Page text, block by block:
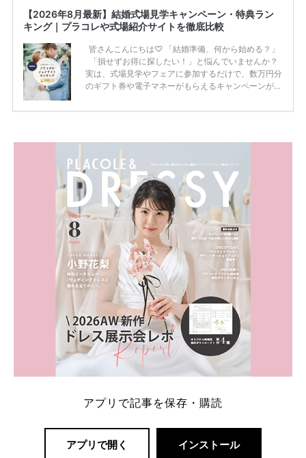
【2026年8月最新】結婚式場見学キャンペーン・特典ラン
キング｜プラコレや式場紹介サイトを徹底比較
皆さんこんにちは♡ 「結婚準備、何から始める？」
「損せずお得に探したい！」と悩んでいませんか？
実は、式場見学やフェアに参加するだけで、数万円分
のギフト券や電子マネーがもらえるキャンペーンがあ
ため、比較せずに選ぶと損をしてしまうことも……。
内容：特典金額・条件・応募方法・注意点 「どこが
一番お得？」「プラコレの特典は？」といった疑問も
解決します。 まずは診断で候補を絞れる「ウェディ
ング診断」か、体験型 […]
続きを読む
アプリで記事を保存・購読
アプリで開く インストール